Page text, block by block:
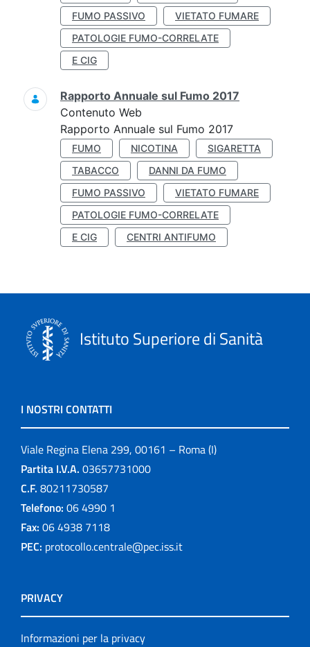
FUMO PASSIVO
VIETATO FUMARE
PATOLOGIE FUMO-CORRELATE
E CIG
Rapporto Annuale sul Fumo 2017
Contenuto Web
Rapporto Annuale sul Fumo 2017
FUMO NICOTINA
SIGARETTA
TABACCO
DANNI DA FUMO
FUMO PASSIVO
VIETATO FUMARE
PATOLOGIE FUMO-CORRELATE
E CIG
CENTRI ANTIFUMO
Istituto Superiore di Sanità
I NOSTRI CONTATTI
Viale Regina Elena 299, 00161 – Roma (I)
Partita I.V.A. 03657731000
C.F. 80211730587
Telefono: 06 4990 1
Fax: 06 4938 7118
PEC: protocollo.centrale@pec.iss.it
PRIVACY
Informazioni per la privacy